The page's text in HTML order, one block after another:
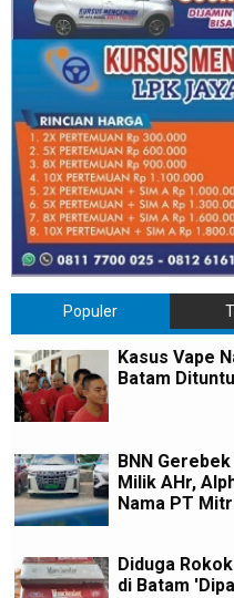
Populer
Kasus Vape
Batam
BNN
Milik AHr,
Nama PT
Diduga
di Batam